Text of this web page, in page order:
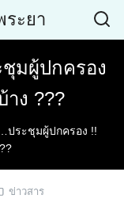
ระยา
มผู้ปกครอง
าง ???
ระชุมผู้ปกครอง !!
ข่าวสาร